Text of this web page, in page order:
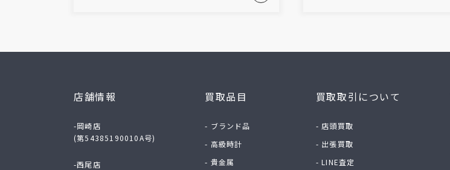
店舗情報
-岡崎店
(第54385190010A号)
-西尾店
買取品目
- ブランド品
- 高級時計
- 貴金属
買取取引について
- 店頭買取
- 出張買取
- LINE査定